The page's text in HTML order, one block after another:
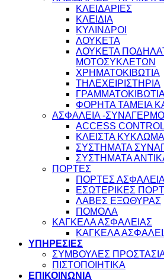
ΚΛΕΙΔΑΡΙΕΣ
ΚΛΕΙΔΙΑ
ΚΥΛΙΝΔΡΟΙ
ΛΟΥΚΕΤΑ
ΛΟΥΚΕΤΑ
ΜΟΤΟΣΥΚΛΕΤΩΝ
ΧΡΗΜΑΤΟΚΙΒΩΤΙΑ
ΤΗΛΕΧΕΙΡΙΣΤΗΡΙΑ
ΦΟΡΗΤΑ ΤΑΜΕΙΑ
ΑΣΦΑΛΕΙΑ -ΣΥΝΑΓΕΡΜΟΙ
ACCESS CONTROL
ΚΛΕΙΣΤΑ
ΣΥΣΤΗΜΑΤΑ
ΣΥΣΤΗΜΑΤΑ
ΠΟΡΤΕΣ
ΠΟΡΤΕΣ
ΕΣΩΤΕΡΙΚΕΣ
ΛΑΒΕΣ ΕΞΩΘΥΡΑΣ
ΠΟΜΟΛΑ
ΚΑΓΚΕΛΑ ΑΣΦΑΛΕΙΑΣ
ΚΑΓΚΕΛΑ
ΥΠΗΡΕΣΙΕΣ
ΣΥΜΒΟΥΛΕΣ
ΠΙΣΤΟΠΟΙΗΤΙΚΑ
ΕΠΙΚΟΙΝΩΝΙΑ